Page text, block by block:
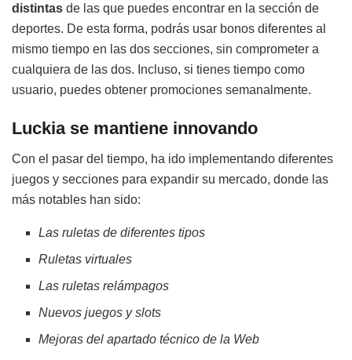
distintas de las que puedes encontrar en la sección de
deportes. De esta forma, podrás usar bonos diferentes al
mismo tiempo en las dos secciones, sin comprometer a
cualquiera de las dos. Incluso, si tienes tiempo como
usuario, puedes obtener promociones semanalmente.
Luckia se mantiene innovando
Con el pasar del tiempo, ha ido implementando diferentes
juegos y secciones para expandir su mercado, donde las
más notables han sido:
Las ruletas de diferentes tipos
Ruletas virtuales
Las ruletas relámpagos
Nuevos juegos y slots
Mejoras del apartado técnico de la Web